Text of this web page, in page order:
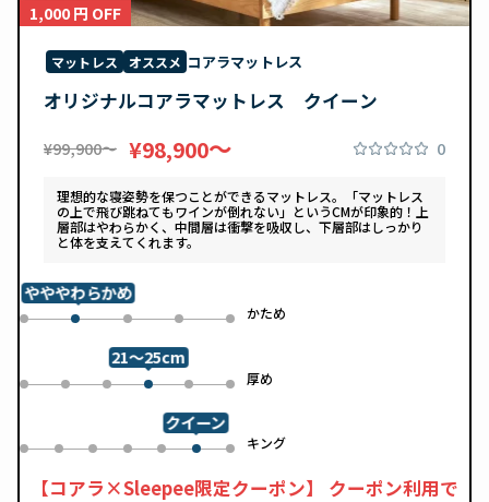
1,000 円 OFF
マットレス オススメ コアラマットレス
オリジナルコアラマットレス クイーン
¥99,900〜 ¥98,900〜 0
理想的な寝姿勢を保つことができるマットレス。「マットレス
の上で飛び跳ねてもワインが倒れない」というCMが印象的！上
層部はやわらかく、中間層は衝撃を吸収し、下層部はしっかり
と体を支えてくれます。
0 1
やややわらかめ
2 3 かため
4
0 1 2 3
21～25cm
4 厚め
5
0 1 2 3 4 5
クイーン
キング
6
【コアラ×Sleepee限定クーポン】 クーポン利用で